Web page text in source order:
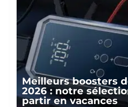
Meilleurs boosters
2026 : notre
partir en vacances